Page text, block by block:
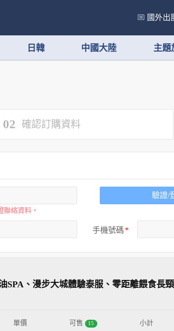
國外出
日韓 中國大陸 主題
02 確認訂購資料
聯絡資料。
驗證/
手機號碼
SPA、漫步大城體驗泰服、零距離餵食長
單價 可售 15 小計